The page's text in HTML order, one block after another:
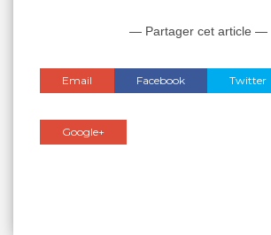
— Partager cet article —
Email Facebook Twitter
Google+